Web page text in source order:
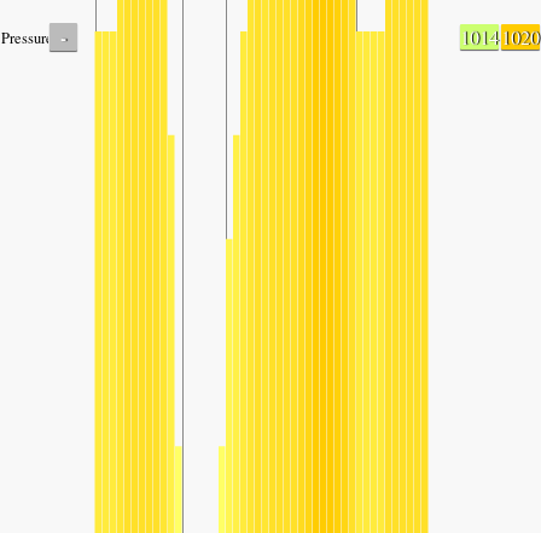
Pressure - 10141020